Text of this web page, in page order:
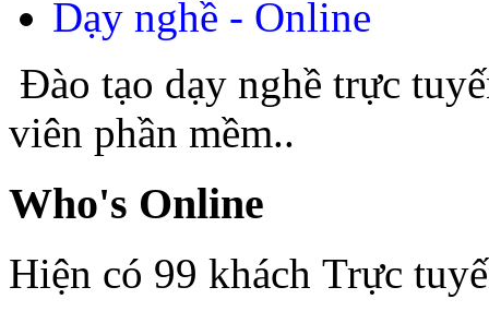
Dạy nghề - Online
Đào tạo dạy nghề trực
viên phần mềm..
Who's Online
Hiện có 99 khách Trực